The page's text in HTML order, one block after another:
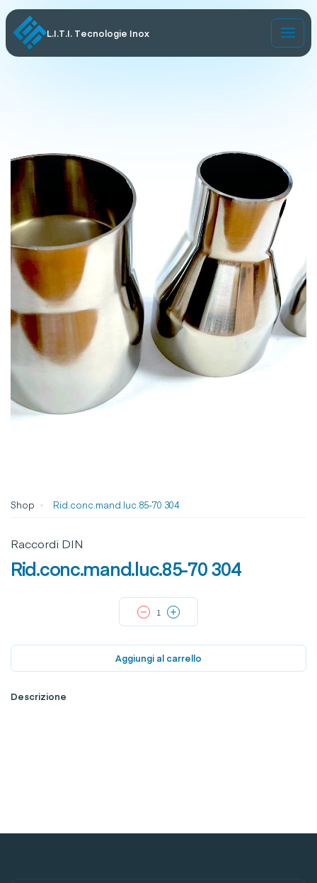
L.I.T.I. Tecnologie Inox
Shop Rid.conc.mand.luc.85-70 304
Raccordi DIN
Rid.conc.mand.luc.85-70 304
Aggiungi al carrello
Descrizione